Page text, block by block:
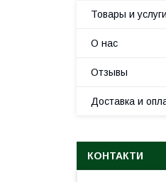
Товары и услуги
О нас
Отзывы
Доставка и
КОНТАКТИ